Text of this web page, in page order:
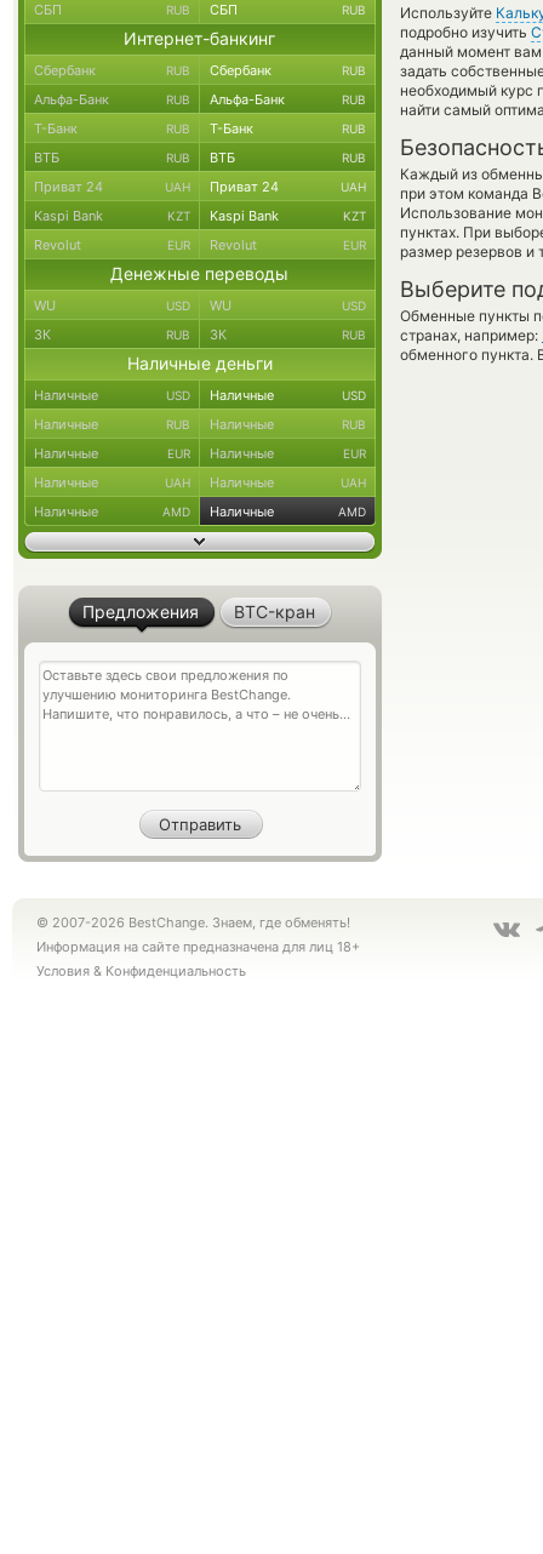
Используйте
подробно изучить
данный момент вам
задать
необходимый курс
найти самый
Каждый из
при этом команда
Использование
пунктах. При
размер резервов и
Выберите
Обменные пункты
странах, например:
обменного пункта.
СБП RUB СБП RUB
Интернет-банкинг
Сбербанк RUB Сбербанк RUB
Альфа-Банк RUB Альфа-Банк RUB
Т-Банк RUB Т-Банк RUB
ВТБ RUB ВТБ RUB
Приват 24 UAH Приват 24 UAH
Kaspi Bank KZT Kaspi Bank KZT
Revolut EUR Revolut EUR
Денежные переводы
WU USD WU USD
ЗК RUB ЗК RUB
Наличные деньги
Наличные USD Наличные USD
Наличные RUB Наличные RUB
Наличные EUR Наличные EUR
Наличные UAH Наличные UAH
Наличные AMD Наличные AMD
Предложения BTC-кран
© 2007-2026 BestChange. Знаем, где обменять!
Информация на сайте предназначена для лиц 18+
Условия & Конфиденциальность